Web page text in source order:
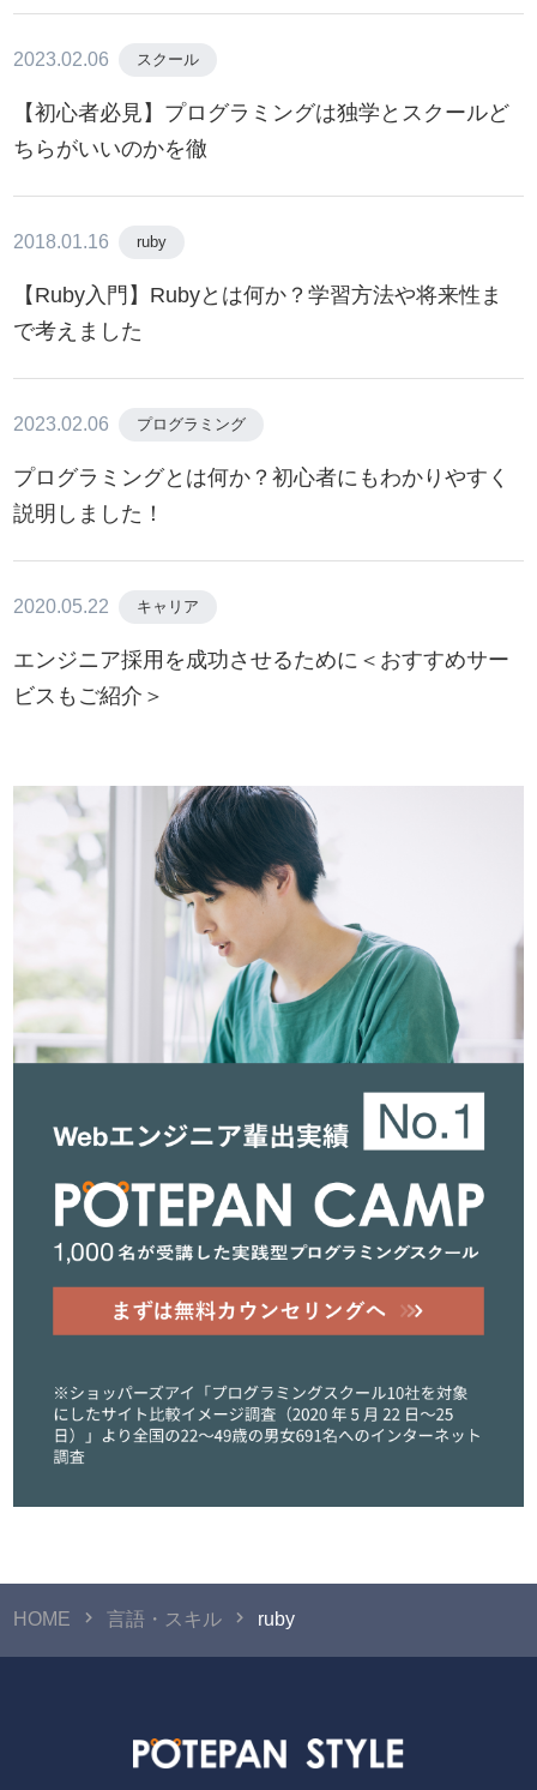
2023.02.06 スクール
【初心者必見】プログラミングは独学とスクールど
ちらがいいのかを徹
2018.01.16 ruby
【Ruby入門】Rubyとは何か？学習方法や将来性ま
で考えました
2023.02.06 プログラミング
プログラミングとは何か？初心者にもわかりやすく
説明しました！
2020.05.22 キャリア
エンジニア採用を成功させるために＜おすすめサー
ビスもご紹介＞
HOME 言語・スキル ruby